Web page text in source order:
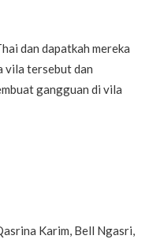
dan dapatkah mereka
vila tersebut dan
gangguan di vila
Karim, Bell Ngasri,